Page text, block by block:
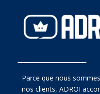
Parce que nous
nos clients, ADROI